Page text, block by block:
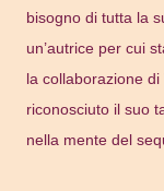
bisogno di tutta la
un’autrice per cui
la collaborazione di
riconosciuto il suo
nella mente del